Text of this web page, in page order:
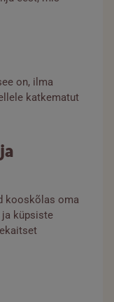
on, ilma
katkematut
kooskõlas oma
küpsiste